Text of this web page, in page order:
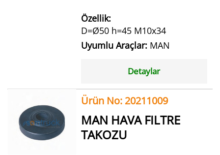
Özellik:
D=Ø50 h=45 M10x34
Uyumlu Araçlar: MAN
Detaylar
Ürün No: 20211009
MAN HAVA FILTRE
TAKOZU